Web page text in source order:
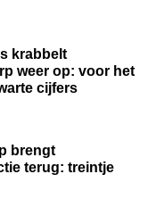
krabbelt
weer op: voor het
cijfers
brengt
terug: treintje